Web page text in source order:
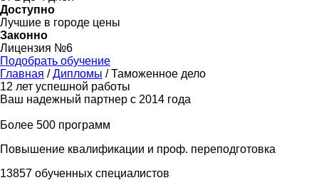
Доступно
Лучшие в городе цены
Законно
Лицензия №6
Подобрать обучение
Главная /Дипломы /Таможенное дело
12 лет успешной работы
Ваш надежный партнер с 2014 года
Более 500 программ
Повышение квалификации и проф. переподготовка
13857 обученных специалистов